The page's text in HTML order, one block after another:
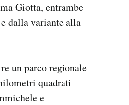
Giotta, entrambe
dalla variante alla
un parco regionale
quadrati
e